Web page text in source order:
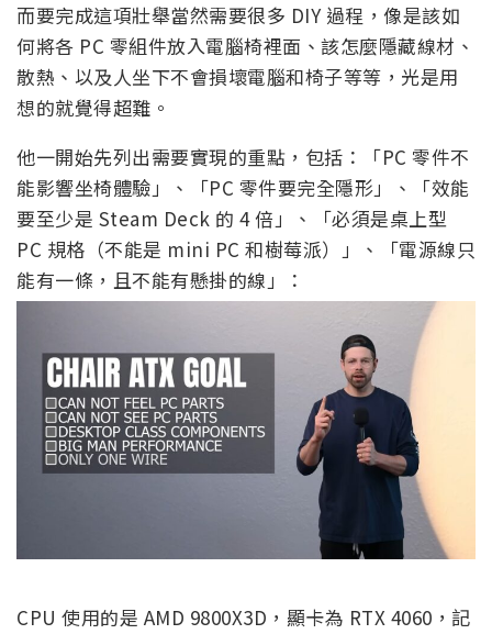
而要完成這項壯舉當然需要很多 DIY 過程，像是該如
何將各 PC 零組件放入電腦椅裡面、該怎麼隱藏線材、
散熱、以及人坐下不會損壞電腦和椅子等等，光是用
想的就覺得超難。
他一開始先列出需要實現的重點，包括：「PC 零件不
能影響坐椅體驗」、「PC 零件要完全隱形」、「效能
要至少是 Steam Deck 的 4 倍」、「必須是桌上型
PC 規格（不能是 mini PC 和樹莓派）」、「電源線只
能有一條，且不能有懸掛的線」：
CPU 使用的是 AMD 9800X3D，顯卡為 RTX 4060，記